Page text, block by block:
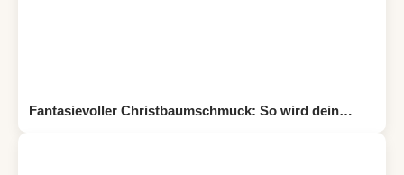
Fantasievoller Christbaumschmuck: So wird dein…